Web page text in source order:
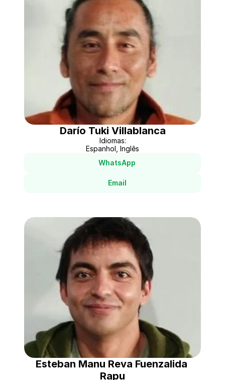
Darío Tuki Villablanca
Idiomas:
Espanhol, Inglês
WhatsApp
Email
Esteban Manu Reva Fuenzalida
Rapu